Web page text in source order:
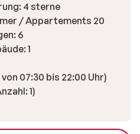
viel Holz und Leder
sofort für Entspannung
Mischung aus
und Boutiquehotel
Gemütlichkeit
aktiven Tag auf der
der privaten Infrarotsauna
Wein im Gourmetrestaurant.
für alle, die Komfort,
4 sterne
/ Appartements 20
6
1
Rezeption (geöffnet von 07:30 bis 22:00 Uhr)
1)